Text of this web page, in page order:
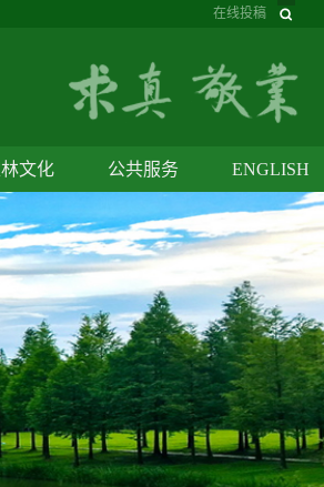
在线投稿
文化 公共服务 ENGLISH